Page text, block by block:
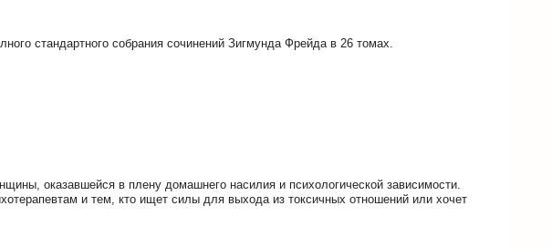
стандартного собрания сочинений Зигмунда Фрейда в 26 томах.
оказавшейся в плену домашнего насилия и психологической зависимости.
и тем, кто ищет силы для выхода из токсичных отношений или хочет